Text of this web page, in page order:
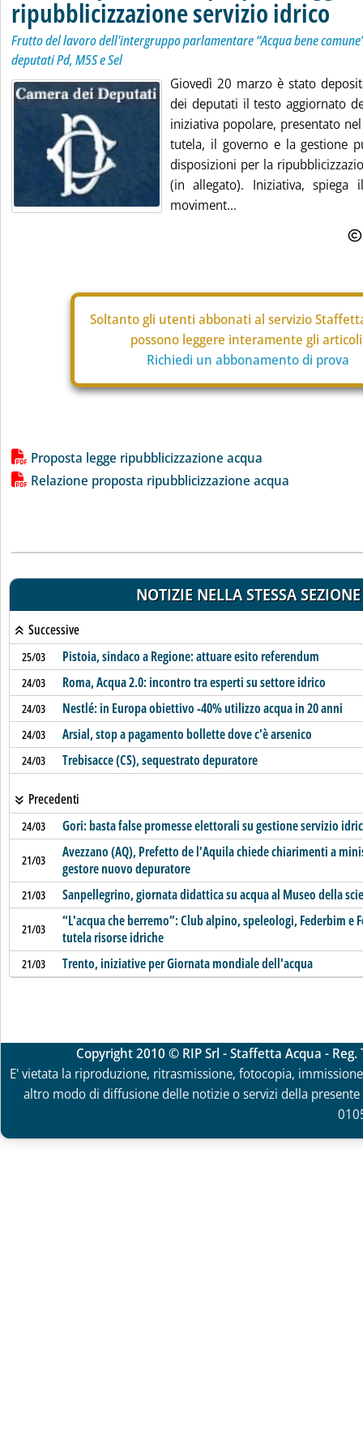
ripubblicizzazione servizio idrico
Frutto del lavoro dell'intergruppo parlamentare “Acqua bene
deputati Pd, M5S e Sel
Giovedì 20 marzo è stato
dei deputati il testo aggiornato
iniziativa popolare, presentato
tutela, il governo e la gestione
disposizioni per la
(in allegato). Iniziativa,
moviment...
Soltanto gli utenti abbonati al servizio
possono leggere interamente gli
Richiedi un abbonamento di prova
Lista allegati PDF alla notizia
Proposta legge ripubblicizzazione acqua
Relazione proposta ripubblicizzazione acqua
NOTIZIE NELLA STESSA SEZIONE
Successive
25/03 Pistoia, sindaco a Regione: attuare esito referendum
24/03 Roma, Acqua 2.0: incontro tra esperti su settore idrico
24/03 Nestlé: in Europa obiettivo -40% utilizzo acqua in 20 anni
24/03 Arsial, stop a pagamento bollette dove c'è arsenico
24/03 Trebisacce (CS), sequestrato depuratore
Precedenti
24/03 Gori: basta false promesse elettorali su gestione servizio
21/03
Avezzano (AQ), Prefetto de l'Aquila chiede chiarimenti a
gestore nuovo depuratore
21/03 Sanpellegrino, giornata didattica su acqua al Museo della
21/03
“L'acqua che berremo”: Club alpino, speleologi, Federbim e
tutela risorse idriche
21/03 Trento, iniziative per Giornata mondiale dell'acqua
Copyright 2010 © RIP Srl - Staffetta Acqua -
E' vietata la riproduzione, ritrasmissione, fotocopia,
altro modo di diffusione delle notizie o servizi della